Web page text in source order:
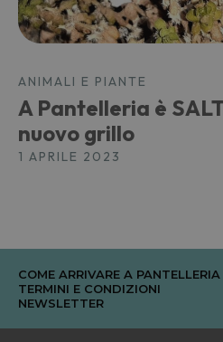
ANIMALI E PIANTE
A Pantelleria è
nuovo grillo
1 APRILE 2023
COME ARRIVARE A PANTELLERIA
TERMINI E CONDIZIONI
NEWSLETTER